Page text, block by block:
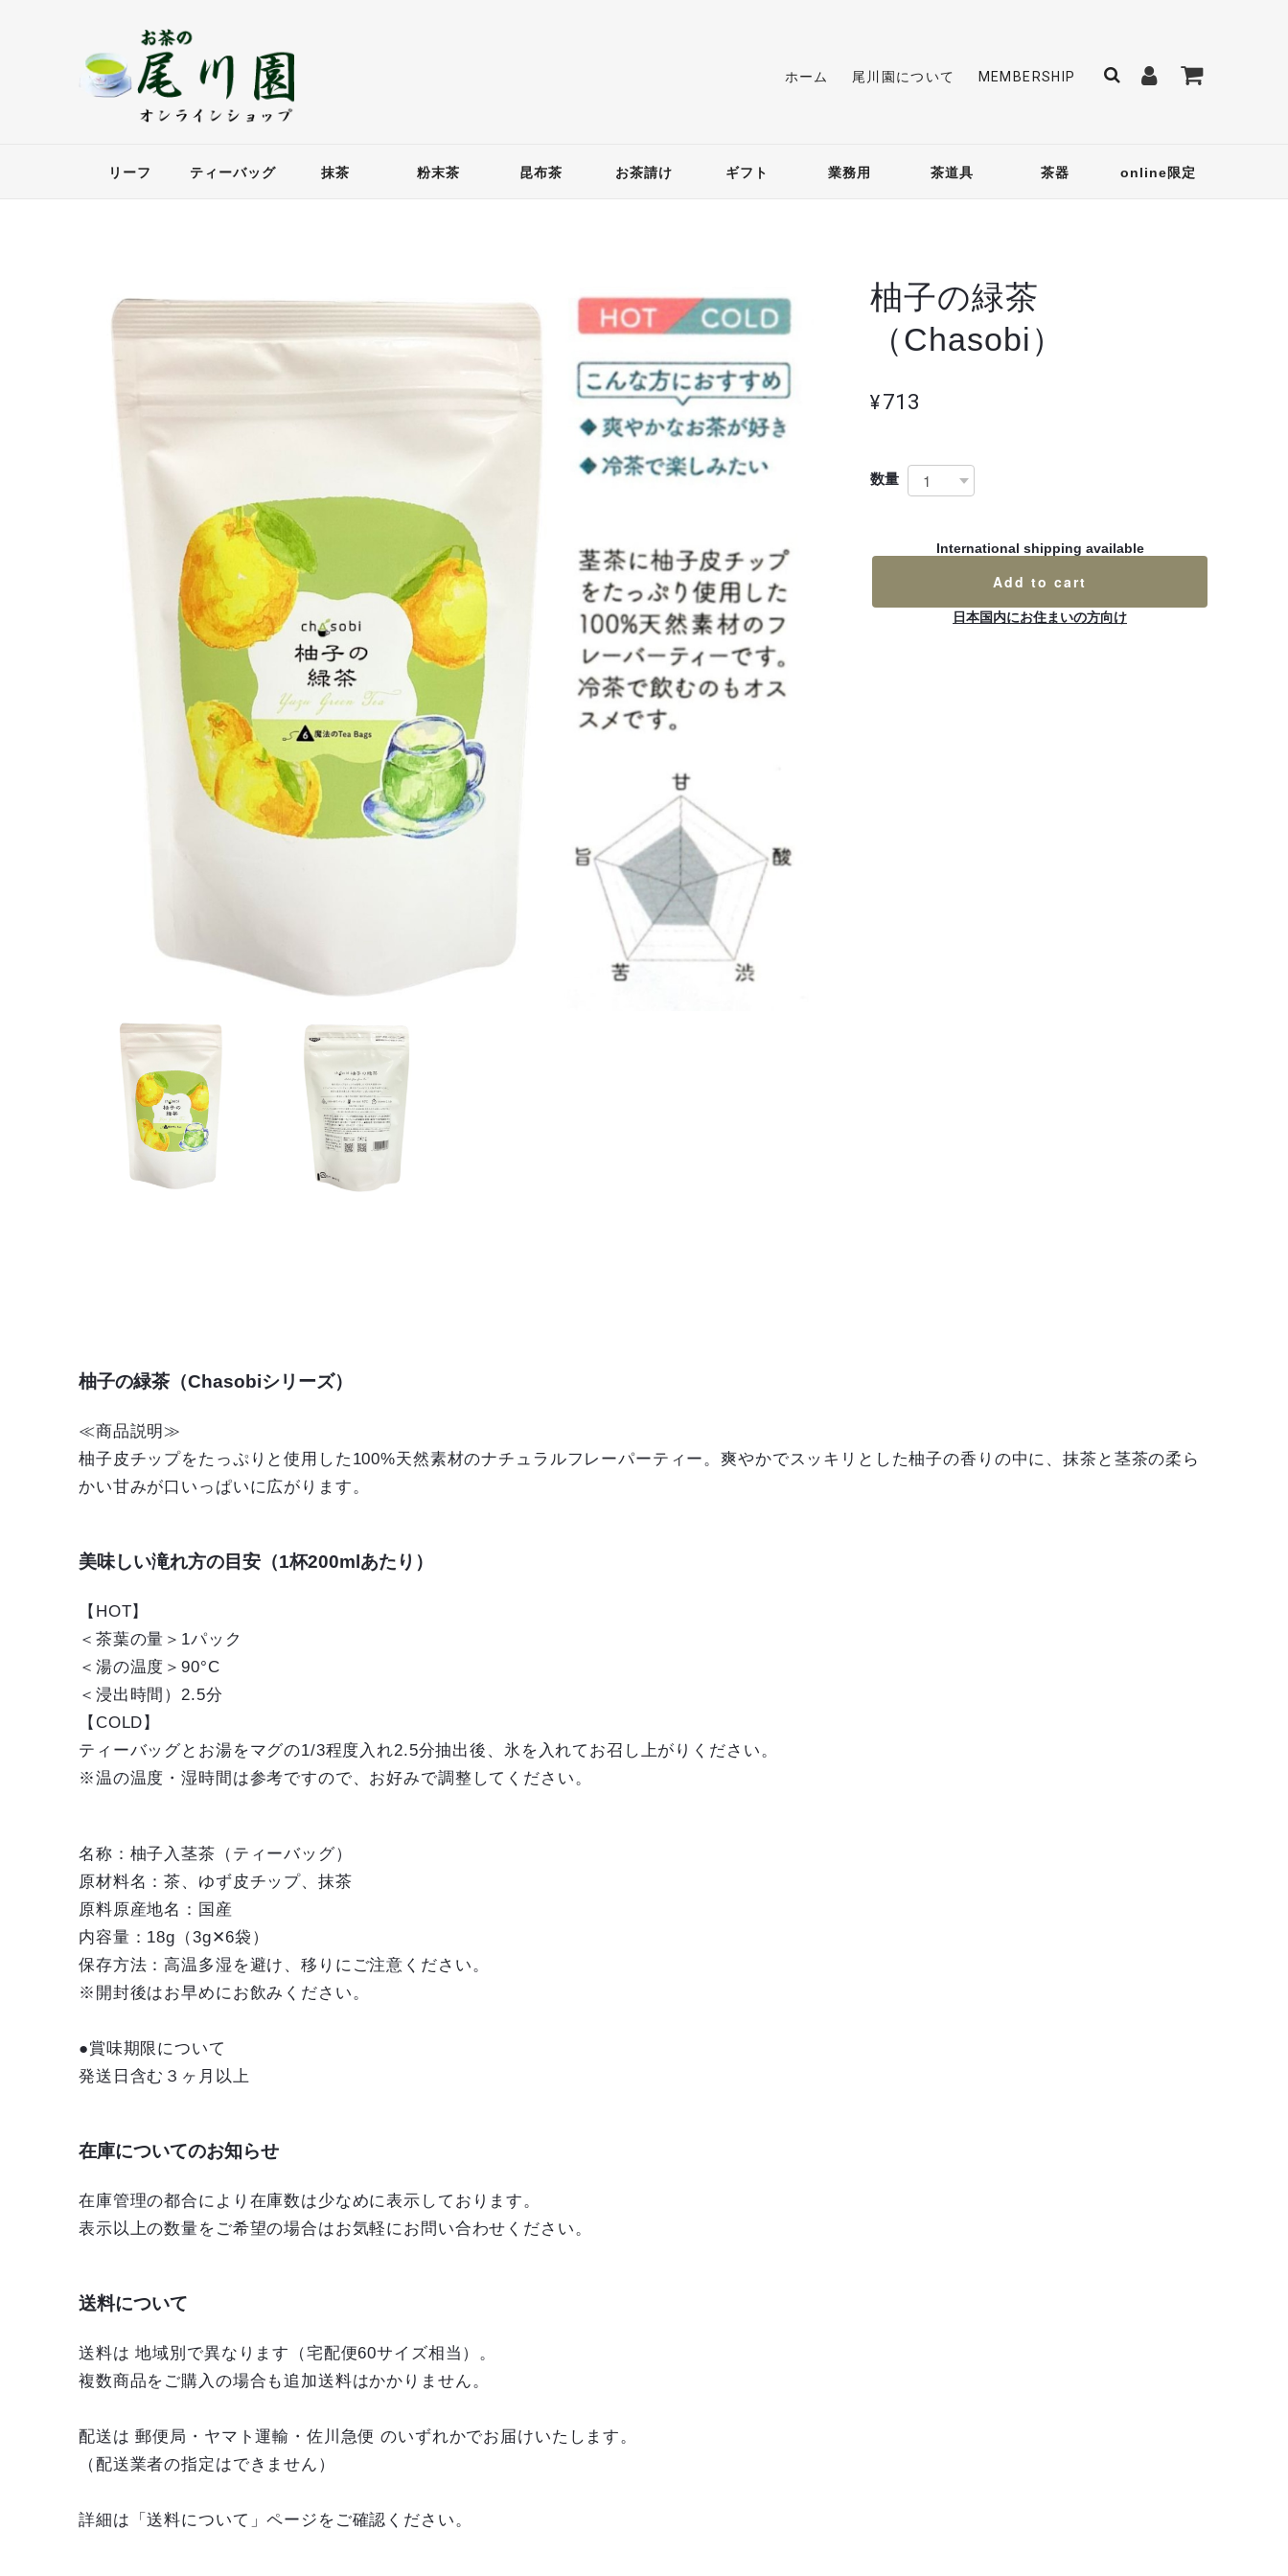
ホーム 尾川園について MEMBERSHIP
リーフ ティーバッグ 抹茶 粉末茶 昆布茶 お茶請け ギフト 業務用 茶道具 茶器 online限定
柚子の緑茶
（Chasobi）
¥713
数量
International shipping available
Add to cart
日本国内にお住まいの方向け
柚子の緑茶（Chasobiシリーズ）
≪商品説明≫
柚子皮チップをたっぷりと使用した100%天然素材のナチュラルフレーパーティー。爽やかでスッキリとした柚子の香りの中に、抹茶と茎茶の柔ら
かい甘みが口いっぱいに広がります。
美味しい滝れ方の目安（1杯200mlあたり）
【HOT】
＜茶葉の量＞1パック
＜湯の温度＞90°C
＜浸出時間）2.5分
【COLD】
ティーバッグとお湯をマグの1/3程度入れ2.5分抽出後、氷を入れてお召し上がりください。
※温の温度・湿時間は参考ですので、お好みで調整してください。
名称：柚子入茎茶（ティーバッグ）
原材料名：茶、ゆず皮チップ、抹茶
原料原産地名：国産
内容量：18g（3g✕6袋）
保存方法：高温多湿を避け、移りにご注意ください。
※開封後はお早めにお飲みください。
●賞味期限について
発送日含む３ヶ月以上
在庫についてのお知らせ
在庫管理の都合により在庫数は少なめに表示しております。
表示以上の数量をご希望の場合はお気軽にお問い合わせください。
送料について
送料は 地域別で異なります（宅配便60サイズ相当）。
複数商品をご購入の場合も追加送料はかかりません。
配送は 郵便局・ヤマト運輸・佐川急便 のいずれかでお届けいたします。
（配送業者の指定はできません）
詳細は「送料について」ページをご確認ください。